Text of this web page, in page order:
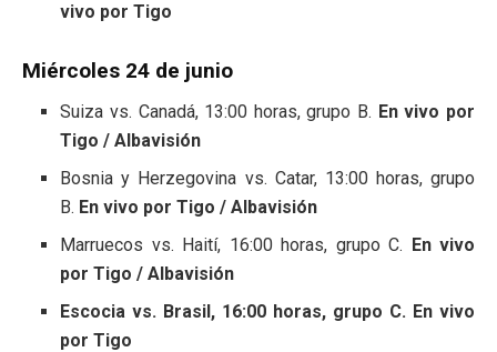
vivo por Tigo
Miércoles 24 de junio
Suiza vs. Canadá, 13:00 horas, grupo B. En vivo por
Tigo / Albavisión
Bosnia y Herzegovina vs. Catar, 13:00 horas, grupo
B. En vivo por Tigo / Albavisión
Marruecos vs. Haití, 16:00 horas, grupo C. En vivo
por Tigo / Albavisión
Escocia vs. Brasil, 16:00 horas, grupo C. En vivo
por Tigo